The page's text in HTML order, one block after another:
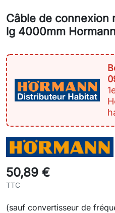
Câble de connexion
lg 4000mm
50,89 €
TTC
(sauf convertisseur de